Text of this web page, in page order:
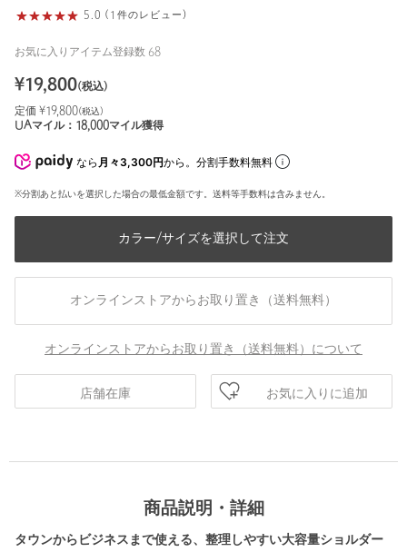
5.0 (1件のレビュー)
お気に入りアイテム登録数 68
¥19,800(税込)
定価 ¥19,800(税込)
UAマイル： 18,000マイル獲得
なら 月々3,300円から。分割手数料無料
※分割あと払いを選択した場合の最低金額です。送料等手数料は含みません。
カラー/サイズを選択して注文
オンラインストアからお取り置き（送料無料）
オンラインストアからお取り置き（送料無料）について
店舗在庫 お気に入りに追加
商品説明・詳細
タウンからビジネスまで使える、整理しやすい大容量ショルダー